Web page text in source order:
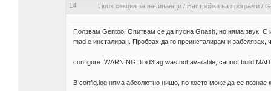
14 Linux секция за начинаещи/ Настройка на програми/
Ползвам Gentoo. Опитвам се да пусна Gnash, но няма звук. С
mad е инсталиран. Пробвах да го преинсталирам и забелязах,
configure: WARNING: libid3tag was not available, cannot build
В config.log няма абсолютно нищо, по което може да се познае